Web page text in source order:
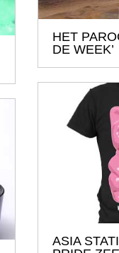
HET
DE WEEK’
ASIA